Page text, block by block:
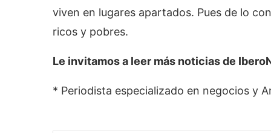
viven en lugares apartados. Pues de lo
ricos y pobres.
Le invitamos a leer más noticias de
* Periodista especializado en negocios y